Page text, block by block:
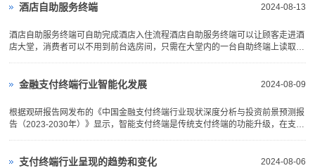
长自助终端机使用寿命...
2024-08-13
酒店自助服务终端
酒店自助服务终端可自助完成酒店入住流程酒店自助服务终端可以让顾客走进酒
店大堂，消费者可以不用到前台选房间，只需在大堂内的一台自助终端上读取身
作过程中，客户可以在...
2024-08-09
金融支付终端行业智能化发展
根据观研报告网发布的《中国金融支付终端行业现状深度分析与投资前景预测报
告（2023-2030年）》显示，智能支付终端是传统支付终端的功能升级，在支持
越多的线上线下商户开始更...
2024-08-06
支付终端行业呈现的趋势和变化